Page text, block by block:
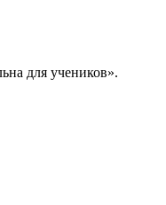
для учеников».